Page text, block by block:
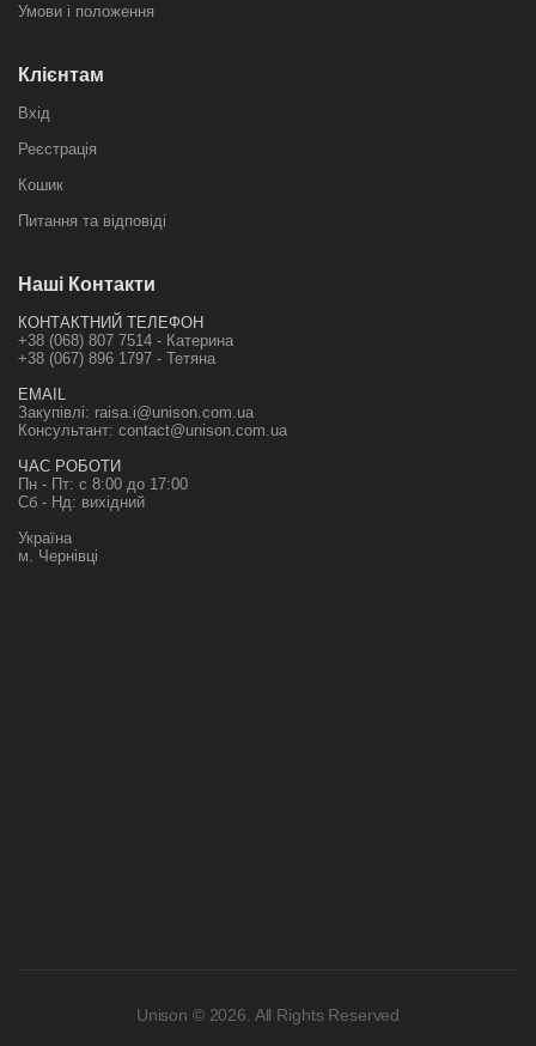
Умови і положення
Клієнтам
Вхід
Реєстрація
Кошик
Питання та відповіді
Наші Контакти
КОНТАКТНИЙ ТЕЛЕФОН
+38 (068) 807 7514 - Катерина
+38 (067) 896 1797 - Тетяна
EMAIL
Закупівлі: raisa.i@unison.com.ua
Консультант: contact@unison.com.ua
ЧАС РОБОТИ
Пн - Пт: с 8:00 до 17:00
Сб - Нд: вихідний
Україна
м. Чернівці
Unison © 2026. All Rights Reserved